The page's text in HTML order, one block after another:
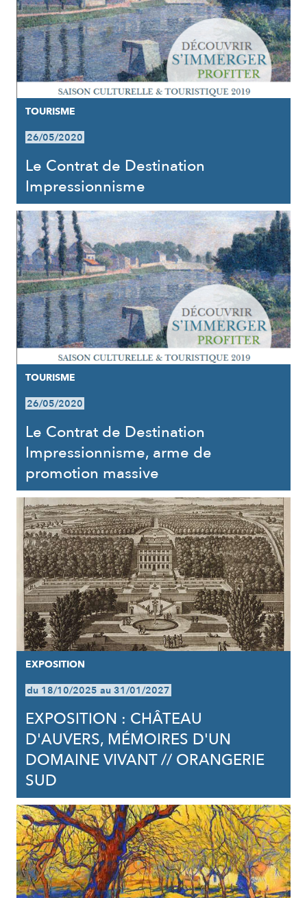
TOURISME
26/05/2020
Le Contrat de Destination
Impressionnisme
TOURISME
26/05/2020
Le Contrat de Destination
Impressionnisme, arme de
promotion massive
EXPOSITION
du 18/10/2025 au 31/01/2027
EXPOSITION : CHÂTEAU
D'AUVERS, MÉMOIRES D'UN
DOMAINE VIVANT // ORANGERIE
SUD